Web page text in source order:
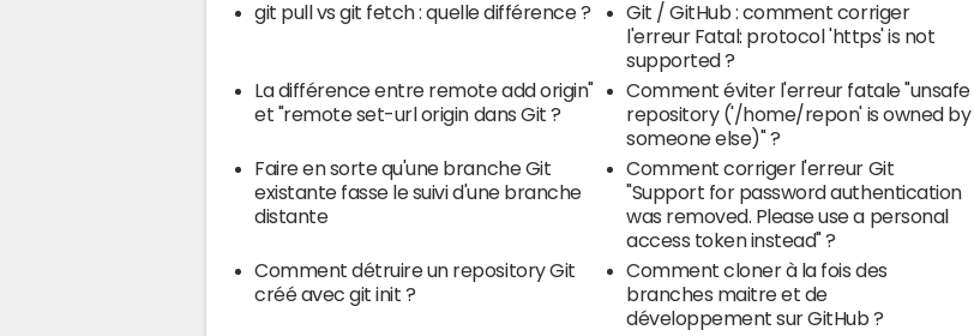
git pull vs git fetch : quelle différence ?
Git / GitHub : comment corriger
l'erreur Fatal: protocol 'https' is not
supported ?
La différence entre remote add origin"
et "remote set-url origin dans Git ?
Comment éviter l'erreur fatale "unsafe
repository ('/home/repon' is owned by
someone else)" ?
Faire en sorte qu'une branche Git
existante fasse le suivi d'une branche
distante
Comment corriger l'erreur Git
"Support for password authentication
was removed. Please use a personal
access token instead" ?
Comment détruire un repository Git
créé avec git init ?
Comment cloner à la fois des
branches maitre et de
développement sur GitHub ?